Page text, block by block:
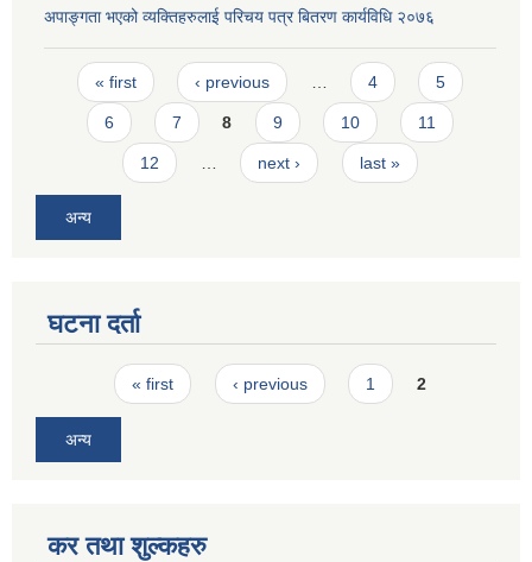
अपाङ्गता भएको व्यक्तिहरुलाई परिचय पत्र बितरण कार्यविधि २०७६
Pages
« first ‹ previous 4 5
6 7 8 9 10 11
12 next › last »
अन्य
घटना दर्ता
Pages« first ‹ previous 1 2
अन्य
कर तथा शुल्कहरु